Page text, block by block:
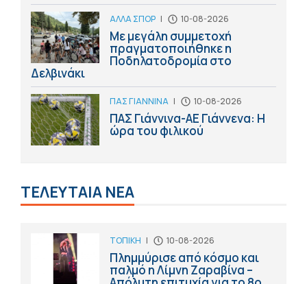
ΑΛΛΑ ΣΠΟΡ | 10-08-2026
Με μεγάλη συμμετοχή
πραγματοποιήθηκε η
Ποδηλατοδρομία στο
Δελβινάκι
ΠΑΣ ΓΙΑΝΝΙΝΑ | 10-08-2026
ΠΑΣ Γιάννινα-ΑΕ Γιάννενα: Η
ώρα του φιλικού
ΤΕΛΕΥΤΑΙΑ ΝΕΑ
ΤΟΠΙΚΗ | 10-08-2026
Πλημμύρισε από κόσμο και
παλμό η Λίμνη Ζαραβίνα –